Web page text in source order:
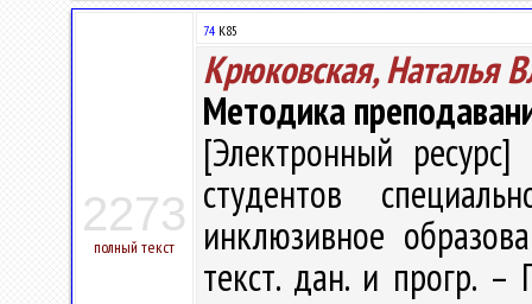
2273
полный текст
74 К85
Крюковская, Наталья
Методика
[Электронный
студентов
инклюзивное
текст. дан. и прогр.